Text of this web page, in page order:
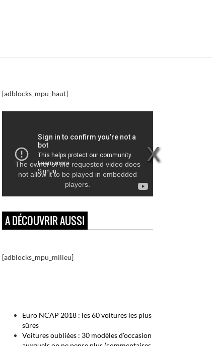
[adblocks_mpu_haut]
The owner of the requested video does
not allow it to be played in embedded
players.
A DÉCOUVRIR AUSSI
[adblocks_mpu_milieu]
Euro NCAP 2018 : les 60 voitures les plus
sûres
Voitures oubliées : 30 modèles d'occasion